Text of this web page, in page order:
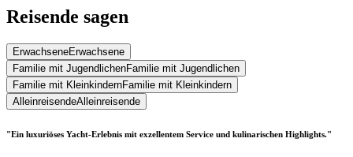
Reisende sagen
ErwachseneErwachsene
Familie mit JugendlichenFamilie mit Jugendlichen
Familie mit KleinkindernFamilie mit Kleinkindern
AlleinreisendeAlleinreisende
"Ein luxuriöses Yacht-Erlebnis mit exzellentem Service und kulinarischen Highlights."